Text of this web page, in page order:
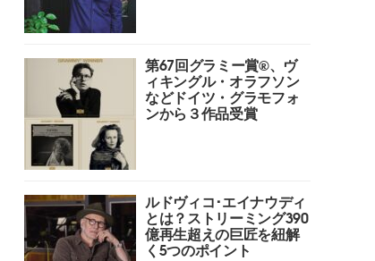
第67回グラミー賞︎®️、ヴ
ィキングル・オラフソン
などドイツ・グラモフォ
ンから３作品受賞
ルドヴィコ･エイナウディ
とは？ストリーミング390
億再生超えの巨匠を紐解
く5つのポイント